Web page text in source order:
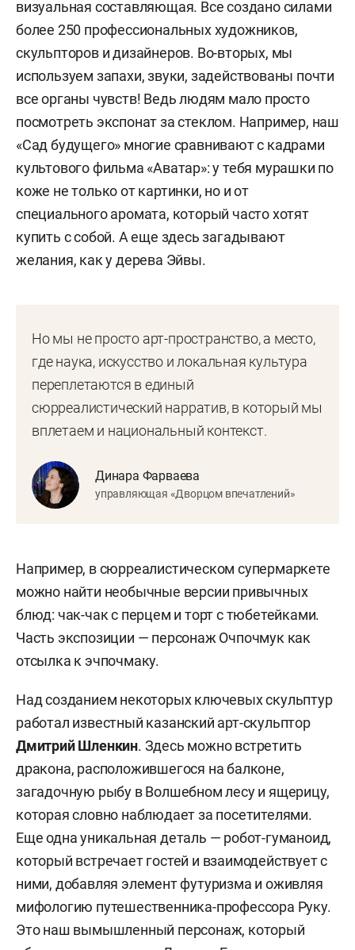
визуальная составляющая. Все создано силами
более 250 профессиональных художников,
скульпторов и дизайнеров. Во-вторых, мы
используем запахи, звуки, задействованы почти
все органы чувств! Ведь людям мало просто
посмотреть экспонат за стеклом. Например, наш
«Сад будущего» многие сравнивают с кадрами
культового фильма «Аватар»: у тебя мурашки по
коже не только от картинки, но и от
специального аромата, который часто хотят
купить с собой. А еще здесь загадывают
желания, как у дерева Эйвы.
Но мы не просто арт-пространство, а место,
где наука, искусство и локальная культура
переплетаются в единый
сюрреалистический нарратив, в который мы
вплетаем и национальный контекст.
Динара Фарваева
управляющая «Дворцом впечатлений»
Например, в сюрреалистическом супермаркете
можно найти необычные версии привычных
блюд: чак-чак с перцем и торт с тюбетейками.
Часть экспозиции — персонаж Очпочмук как
отсылка к эчпочмаку.
Над созданием некоторых ключевых скульптур
работал известный казанский арт-скульптор
Дмитрий Шленкин. Здесь можно встретить
дракона, расположившегося на балконе,
загадочную рыбу в Волшебном лесу и ящерицу,
которая словно наблюдает за посетителями.
Еще одна уникальная деталь — робот-гуманоид,
который встречает гостей и взаимодействует с
ними, добавляя элемент футуризма и оживляя
мифологию путешественника-профессора Руку.
Это наш вымышленный персонаж, который